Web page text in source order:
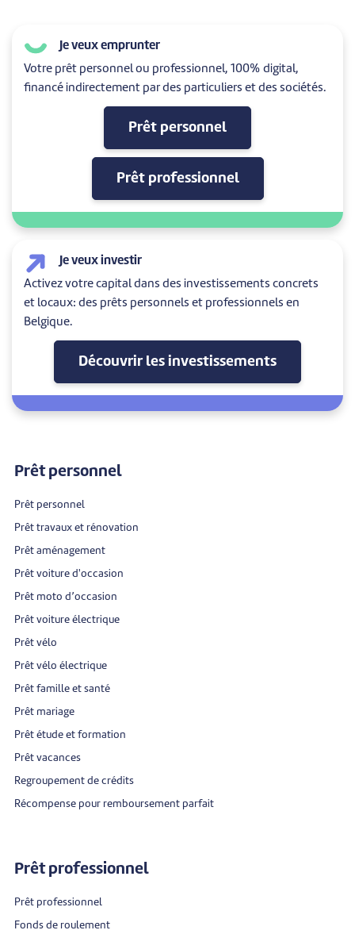
Je veux emprunter
Votre prêt personnel ou professionnel, 100% digital,
financé indirectement par des particuliers et des sociétés.
Prêt personnel
Prêt professionnel
Je veux investir
Activez votre capital dans des investissements concrets
et locaux: des prêts personnels et professionnels en
Belgique.
Découvrir les investissements
Prêt personnel
Prêt personnel
Prêt travaux et rénovation
Prêt aménagement
Prêt voiture d'occasion
Prêt moto d’occasion
Prêt voiture électrique
Prêt vélo
Prêt vélo électrique
Prêt famille et santé
Prêt mariage
Prêt étude et formation
Prêt vacances
Regroupement de crédits
Récompense pour remboursement parfait
Prêt professionnel
Prêt professionnel
Fonds de roulement